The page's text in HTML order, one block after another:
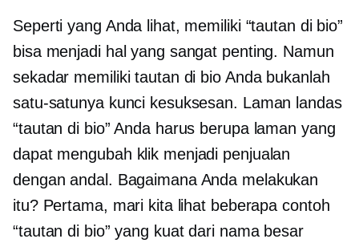
Seperti yang Anda lihat, memiliki “tautan di bio”
bisa menjadi hal yang sangat penting. Namun
sekadar memiliki tautan di bio Anda bukanlah
satu-satunya kunci kesuksesan. Laman landas
“tautan di bio” Anda harus berupa laman yang
dapat mengubah klik menjadi penjualan
dengan andal. Bagaimana Anda melakukan
itu? Pertama, mari kita lihat beberapa contoh
“tautan di bio” yang kuat dari nama besar